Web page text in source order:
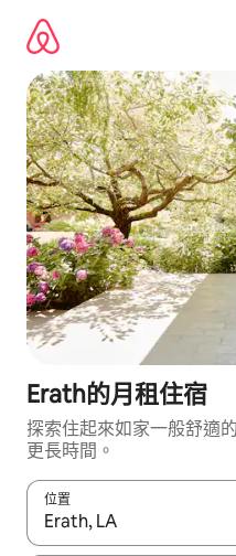
Erath的月租住宿
探索住起來如家一般舒適
更長時間。
位置
如有搜尋結果，瀏覽內容時